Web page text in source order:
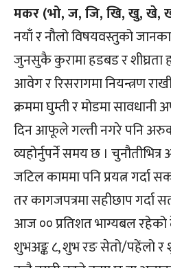
मकर (भो, ज, जि, खि, खु, खे,
नयाँ र नौलो विषयवस्तुको
जुनसुकै कुरामा हडबड र शीघ्रता
आवेग र रिसरागमा नियन्त्रण
क्रममा घुम्ती र मोडमा
दिन आफूले गल्ती नगरे पनि
व्यहोर्नुपर्ने समय छ ।
जटिल काममा पनि प्रयत्न गर्दा
तर कागजपत्रमा सहीछाप गर्दा
आज ०० प्रतिशत भाग्यबल
शुभअङ्क ८, शुभ रङ सेतो/पहेंलो र